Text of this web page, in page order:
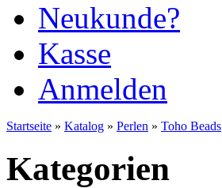
Neukunde?
Kasse
Anmelden
Startseite » Katalog » Perlen » Toho Beads
Kategorien